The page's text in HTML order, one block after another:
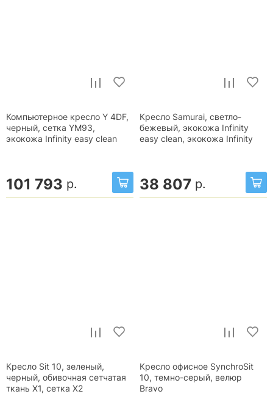
Компьютерное кресло Y 4DF,
черный, сетка YM93,
экокожа Infinity easy clean
101 793 р.
Кресло Samurai, светло-
бежевый, экокожа Infinity
easy clean, экокожа Infinity
38 807 р.
Кресло Sit 10, зеленый,
черный, обивочная сетчатая
ткань X1, сетка X2
Кресло офисное SynchroSit
10, темно-серый, велюр
Bravo